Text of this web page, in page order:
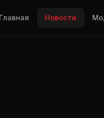
Главная Новости